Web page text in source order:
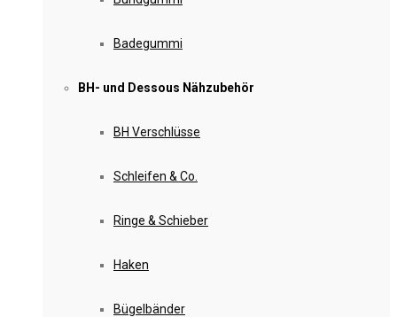
Badegummi
BH- und Dessous Nähzubehör
BH Verschlüsse
Schleifen & Co.
Ringe & Schieber
Haken
Bügelbänder